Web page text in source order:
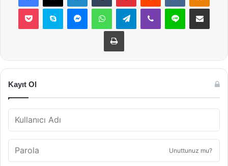
Pocket Skype MessengerWhatsAppTelegramViber Line E-Posta ile
Yazdır
Kayıt Ol
Unuttunuz mu?